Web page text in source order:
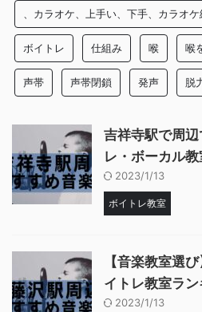
、カラオケ、上手い、下手、カラオ
ボイトレ 仕組み 喉 喉
声帯 声帯閉鎖 発声 脱
吉祥寺駅で周
レ・ボーカル
2023/1/13
ボイトレ教室
【音楽教室選
イトレ教室ラ
2023/1/13